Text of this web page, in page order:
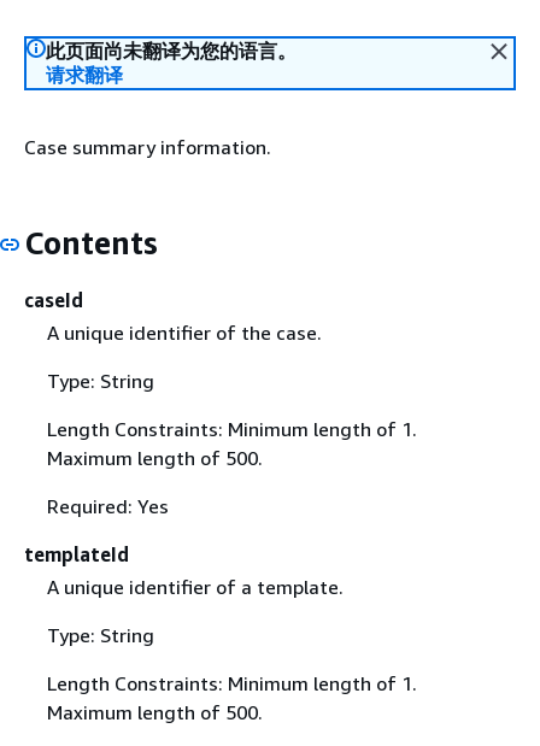
此页面尚未翻译为您的语言。
请求翻译
Case summary information.
Contents
caseId
A unique identifier of the case.
Type: String
Length Constraints: Minimum length of 1.
Maximum length of 500.
Required: Yes
templateId
A unique identifier of a template.
Type: String
Length Constraints: Minimum length of 1.
Maximum length of 500.